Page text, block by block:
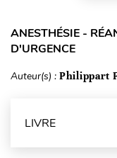
ANESTHÉSIE -
D'URGENCE
Auteur(s) : Philippart
LIVRE